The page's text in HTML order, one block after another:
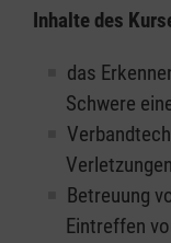
Inhalte des
das
Schwere
Verletzungen
Betreuung
Eintreffen